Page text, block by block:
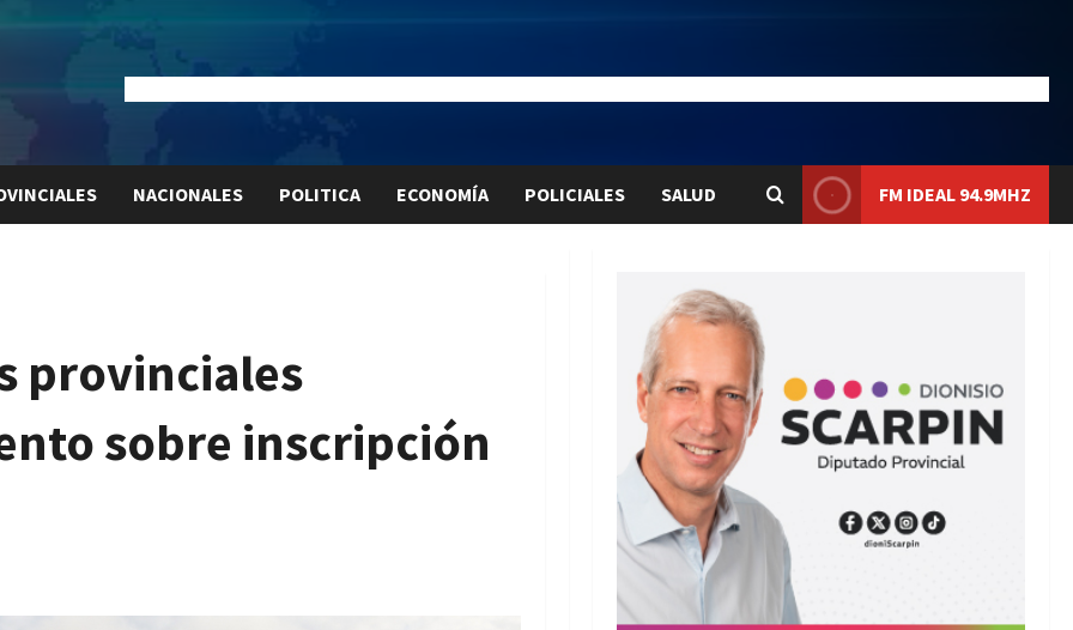
NACIONALES POLITICA ECONOMÍA POLICIALES SALUD FM IDEAL 94.9MHZ
provinciales
sobre inscripción